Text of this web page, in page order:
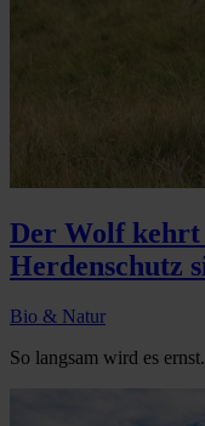
Der Wolf kehrt
Herdenschutz
Bio & Natur
So langsam wird es